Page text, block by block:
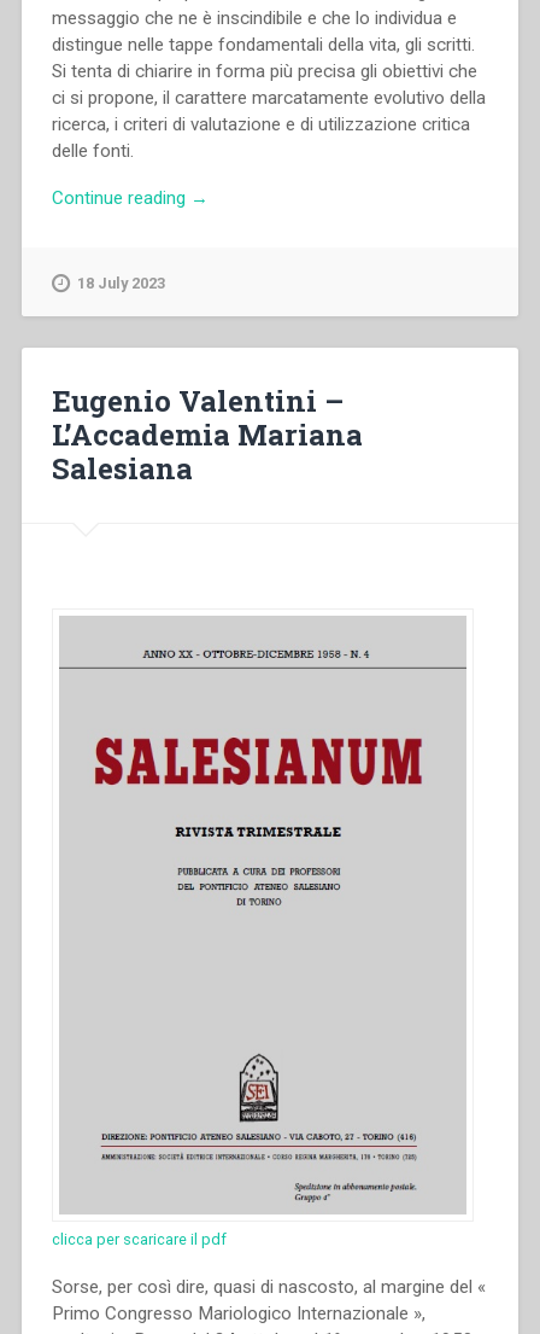
messaggio che ne è inscindibile e che lo individua e
distingue nelle tappe fondamentali della vita, gli scritti.
Si tenta di chiarire in forma più precisa gli obiettivi che
ci si propone, il carattere marcatamente evolutivo della
ricerca, i criteri di valutazione e di utilizzazione critica
delle fonti.
Continue reading “Pietro
nel
secolo
delle
→
18 July 2023
Eugenio Valentini –
L’Accademia Mariana
Salesiana
clicca per scaricare il pdf
Sorse, per così dire, quasi di nascosto, al margine del «
Primo Congresso Mariologico Internazionale »,